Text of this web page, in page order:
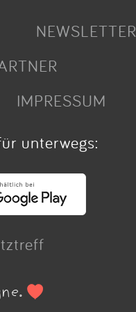
NEWSLETTER
IMPRESSUM
unterwegs: